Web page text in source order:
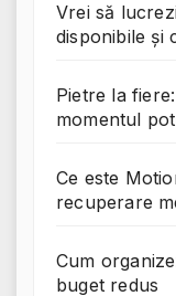
Vrei să
disponibile și
Pietre la
momentul
Ce este
recuperare
Cum
buget redus